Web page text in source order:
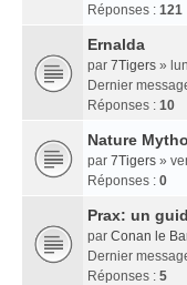
Réponses : 121
Ernalda
par 7Tigers »
Dernier
Réponses : 10
Nature
par 7Tigers »
Réponses : 0
Prax: un
par Conan le
Dernier
Réponses : 5